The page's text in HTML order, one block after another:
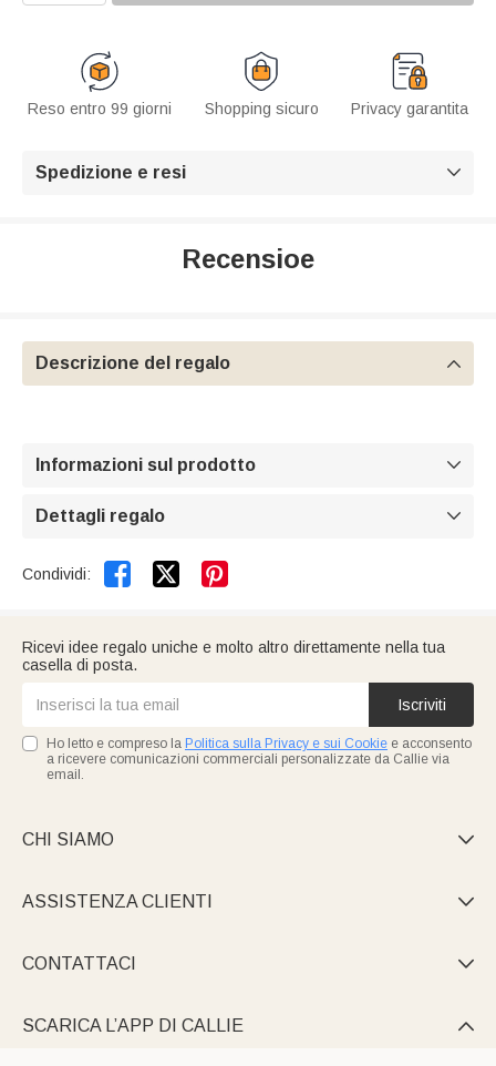
Reso entro 99 giorni Shopping sicuro Privacy garantita
Spedizione e resi 
Recensioe
Descrizione del regalo 
Informazioni sul prodotto 
Dettagli regalo 
Condividi:  
Ricevi idee regalo uniche e molto altro direttamente nella tua
casella di posta.
Iscriviti
Ho letto e compreso la Politica sulla Privacy e sui Cookie e acconsento
a ricevere comunicazioni commerciali personalizzate da Callie via
email.
CHI SIAMO 
ASSISTENZA CLIENTI 
CONTATTACI 
SCARICA L’APP DI CALLIE 